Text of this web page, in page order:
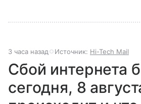
3 часа назад Источник: Hi-Tech Mail
Сбой интернета
сегодня, 8